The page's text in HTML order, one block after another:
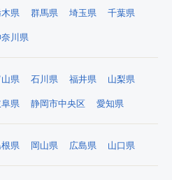
県 群馬県 埼玉県 千葉県
川県
県 石川県 福井県 山梨県
県 静岡市中央区 愛知県
県 岡山県 広島県 山口県